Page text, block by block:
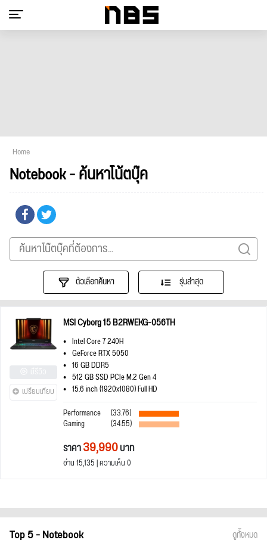
Home
Notebook - ค้นหาโน้ตบุ๊ค
ตัวเลือกค้นหา รุ่นล่าสุด
เปรียบเทียบ
MSI Cyborg 15 B2RWEKG-056TH
Intel Core 7 240H
GeForce RTX 5050
16 GB DDR5
512 GB SSD PCIe M.2 Gen 4
15.6 inch (1920x1080) Full HD
Performance
(33.76)
Gaming (34.55)
ราคา39,990บาท
อ่าน 15,135 | ความเห็น 0
Top 5 - Notebook ดูทั้งหมด